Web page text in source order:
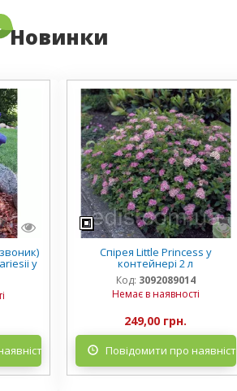
Новинки
у
Спірея Little Princess у
контейнері 2 л
Код: 3092089014
Немає в наявності
249,00 грн.
Повідомити про наявність